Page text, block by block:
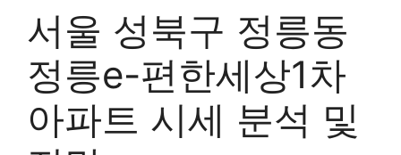
서울 성북구 정릉동
정릉e-편한세상1차
아파트 시세 분석 및